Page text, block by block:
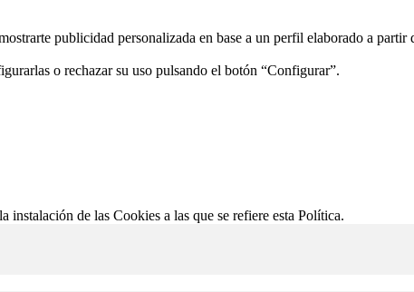
publicidad personalizada en base a un perfil elaborado a
o rechazar su uso pulsando el botón “Configurar”.
de las Cookies a las que se refiere esta Política.